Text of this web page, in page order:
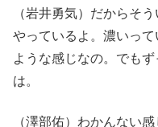
（岩井勇気）だからそ
やっているよ。濃いっ
ような感じなの。でも
は。
（澤部佑）わかんない